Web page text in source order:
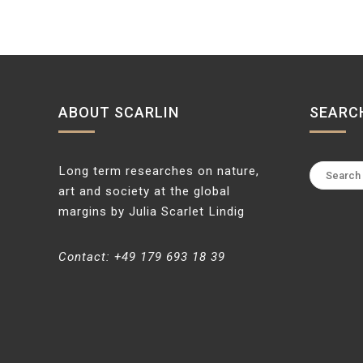
ABOUT SCARLIN
Long term researches on nature,
art and society at the global
margins by Julia Scarlet Lindig
Contact: +49 179 693 18 39
Search
for: